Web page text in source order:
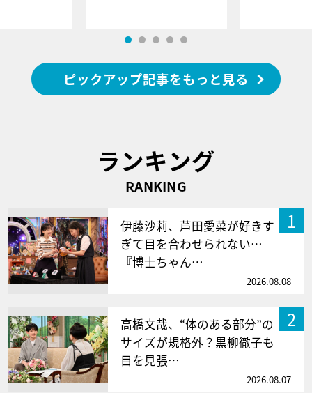
ピックアップ記事をもっと見る
ランキング
RANKING
1
伊藤沙莉、芦田愛菜が好きす
ぎて目を合わせられない…
『博士ちゃん…
2026.08.08
2
高橋文哉、“体のある部分”の
サイズが規格外？黒柳徹子も
目を見張…
2026.08.07